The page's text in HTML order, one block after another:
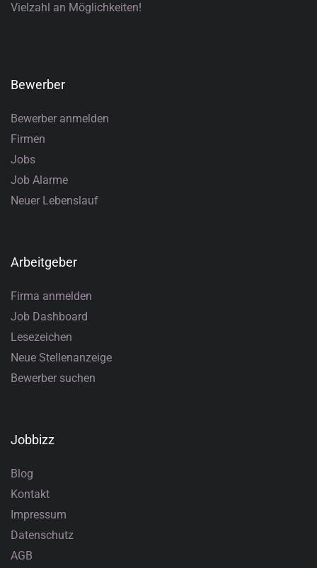
Vielzahl an Möglichkeiten!
Bewerber
Bewerber anmelden
Firmen
Jobs
Job Alarme
Neuer Lebenslauf
Arbeitgeber
Firma anmelden
Job Dashboard
Lesezeichen
Neue Stellenanzeige
Bewerber suchen
Jobbizz
Blog
Kontakt
Impressum
Datenschutz
AGB